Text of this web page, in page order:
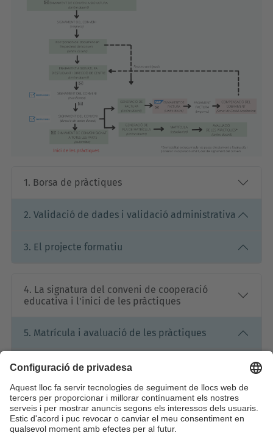
1. Borsa de pràctiques
2. Validació de dades i validació administrativa
3. El projecte formatiu
4. La signatura del conveni de cooperació
educativa i l'inici de les pràctiques
5. Matrícula i avaluació de les pràctiques
6. Despeses de gestió i facturació